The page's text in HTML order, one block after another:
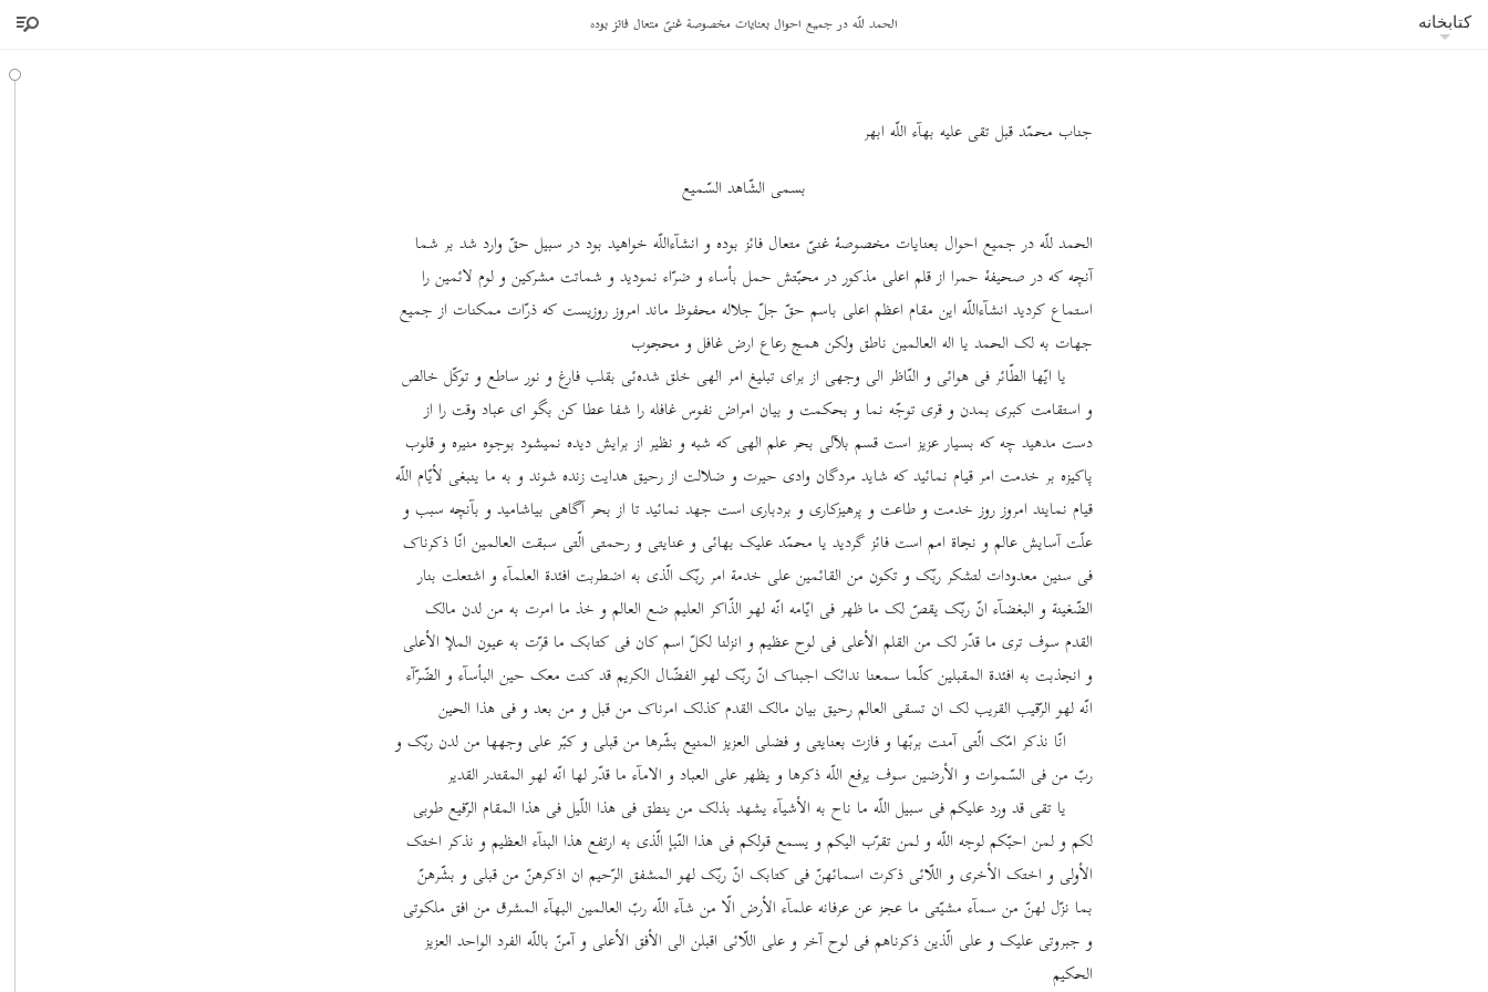
کتابخانه الحمد للّه در جمیع احوال بعنایات مخصوصۀ غنیّ متعال فائز بوده
جناب محمّد قبل تقی علیه بهآء اللّه ابهر
بسمی الشّاهد السّمیع
الحمد للّه در جمیع احوال بعنایات مخصوصۀ غنیّ متعال فائز بوده و انشآءاللّه خواهید بود در سبیل حقّ وارد شد بر شما
آنچه که در صحیفۀ حمرا از قلم اعلی مذکور در محبّتش حمل بأساء و ضرّاء نمودید و شماتت مشرکین و لوم لائمین را
استماع کردید انشآءاللّه این مقام اعظم اعلی باسم حقّ جلّ جلاله محفوظ ماند امروز روزیست که ذرّات ممکنات از جمیع
جهات به لک الحمد یا اله العالمین ناطق ولکن همج رعاع ارض غافل و محجوب
یا ایّها الطّائر فی هوائی و النّاظر الی وجهی از برای تبلیغ امر الهی خلق شده‌ئی بقلب فارغ و نور ساطع و توکّل خالص
و استقامت کبری بمدن و قری توجّه نما و بحکمت و بیان امراض نفوس غافله را شفا عطا کن بگو ای عباد وقت را از
دست مدهید چه که بسیار عزیز است قسم بلآلی بحر علم الهی که شبه و نظیر از برایش دیده نمیشود بوجوه منیره و قلوب
پاکیزه بر خدمت امر قیام نمائید که شاید مردگان وادی حیرت و ضلالت از رحیق هدایت زنده شوند و به ما ینبغی لأیّام اللّه
قیام نمایند امروز روز خدمت و طاعت و پرهیزکاری و بردباری است جهد نمائید تا از بحر آگاهی بیاشامید و بآنچه سبب و
علّت آسایش عالم و نجاة امم است فائز گردید یا محمّد علیک بهائی و عنایتی و رحمتی الّتی سبقت العالمین انّا ذکرناک
فی سنین معدودات لتشکر ربّک و تکون من القائمین علی خدمة امر ربّک الّذی به اضطربت افئدة العلمآء و اشتعلت بنار
الضّغینة و البغضآء انّ ربّک یقصّ لک ما ظهر فی ایّامه انّه لهو الذّاکر العلیم ضع العالم و خذ ما امرت به من لدن مالک
القدم سوف تری ما قدّر لک من القلم الأعلی فی لوح عظیم و انزلنا لکلّ اسم کان فی کتابک ما قرّت به عیون الملإ الأعلی
و انجذبت به افئدة المقبلین کلّما سمعنا ندائک اجبناک انّ ربّک لهو الفضّال الکریم قد کنت معک حین البأسآء و الضّرّآء
انّه لهو الرّقیب القریب لک ان تسقی العالم رحیق بیان مالک القدم کذلک امرناک من قبل و من بعد و فی هذا الحین
انّا نذکر امّک الّتی آمنت بربّها و فازت بعنایتی و فضلی العزیز المنیع بشّرها من قبلی و کبّر علی وجهها من لدن ربّک و
ربّ من فی السّموات و الأرضین سوف یرفع اللّه ذکرها و یظهر علی العباد و الامآء ما قدّر لها انّه لهو المقتدر القدیر
یا تقی قد ورد علیکم فی سبیل اللّه ما ناح به الأشیآء یشهد بذلک من ینطق فی هذا اللّیل فی هذا المقام الرّفیع طوبی
لکم و لمن احبّکم لوجه اللّه و لمن تقرّب الیکم و یسمع قولکم فی هذا النّبإ الّذی به ارتفع هذا البنآء العظیم و نذکر اختک
الأولی و اختک الأخری و اللّائی ذکرت اسمائهنّ فی کتابک انّ ربّک لهو المشفق الرّحیم ان اذکرهنّ من قبلی و بشّرهنّ
بما نزّل لهنّ من سمآء مشیّتی ما عجز عن عرفانه علمآء الأرض الّا من شآء اللّه ربّ العالمین البهآء المشرق من افق ملکوتی
و جبروتی علیک و علی الّذین ذکرناهم فی لوح آخر و علی اللّائی اقبلن الی الأفق الأعلی و آمنّ باللّه الفرد الواحد العزیز
الحکیم